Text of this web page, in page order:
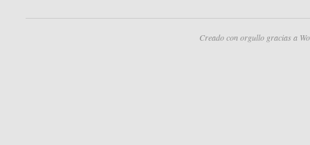
Creado con orgullo gracias a